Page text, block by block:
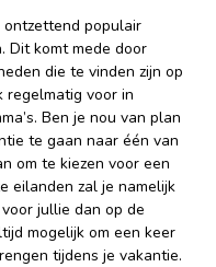
populair
Dit komt mede door
die te vinden zijn op
regelmatig voor in
Ben je nou van plan
te gaan naar één van
om te kiezen voor een
eilanden zal je namelijk
jullie dan op de
mogelijk om een keer
tijdens je vakantie.